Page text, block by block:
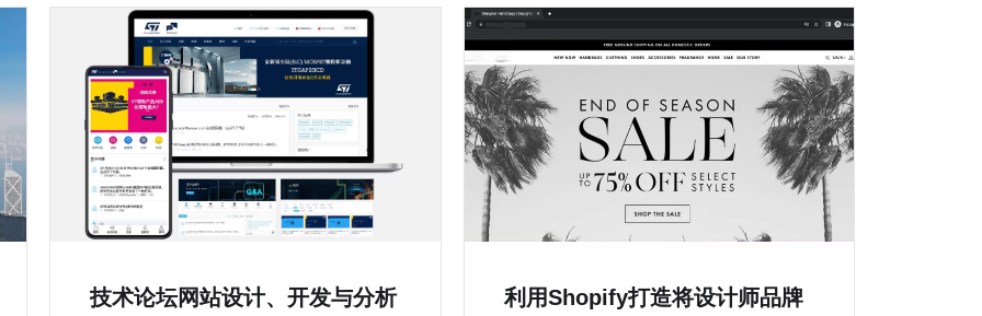
技术论坛网站设计、开发与分析
利用Shopify打造将设计师品牌